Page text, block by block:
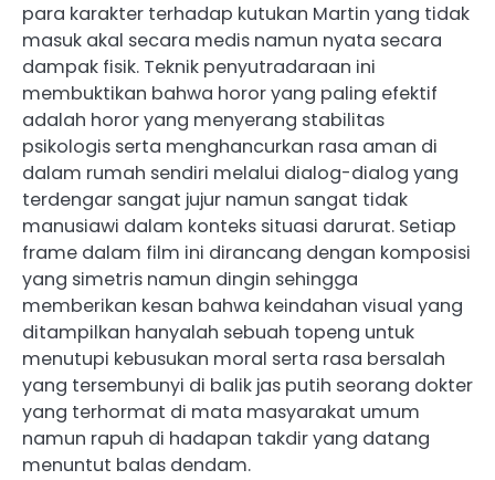
para karakter terhadap kutukan Martin yang tidak
masuk akal secara medis namun nyata secara
dampak fisik. Teknik penyutradaraan ini
membuktikan bahwa horor yang paling efektif
adalah horor yang menyerang stabilitas
psikologis serta menghancurkan rasa aman di
dalam rumah sendiri melalui dialog-dialog yang
terdengar sangat jujur namun sangat tidak
manusiawi dalam konteks situasi darurat. Setiap
frame dalam film ini dirancang dengan komposisi
yang simetris namun dingin sehingga
memberikan kesan bahwa keindahan visual yang
ditampilkan hanyalah sebuah topeng untuk
menutupi kebusukan moral serta rasa bersalah
yang tersembunyi di balik jas putih seorang dokter
yang terhormat di mata masyarakat umum
namun rapuh di hadapan takdir yang datang
menuntut balas dendam.